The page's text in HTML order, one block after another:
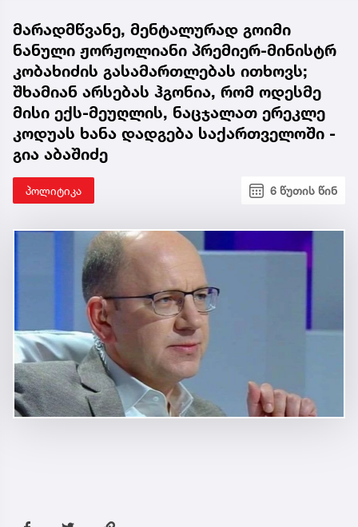
მარადმწვანე, მენტალურად გოიმი
ნანული ჟორჟოლიანი პრემიერ-მინისტრ
კობახიძის გასამართლებას ითხოვს;
შხამიან არსებას ჰგონია, რომ ოდესმე
მისი ექს-მეუღლის, ნაცჯალათ ერეკლე
კოდუას ხანა დადგება საქართველოში -
გია აბაშიძე
პოლიტიკა 6 წუთის წინ